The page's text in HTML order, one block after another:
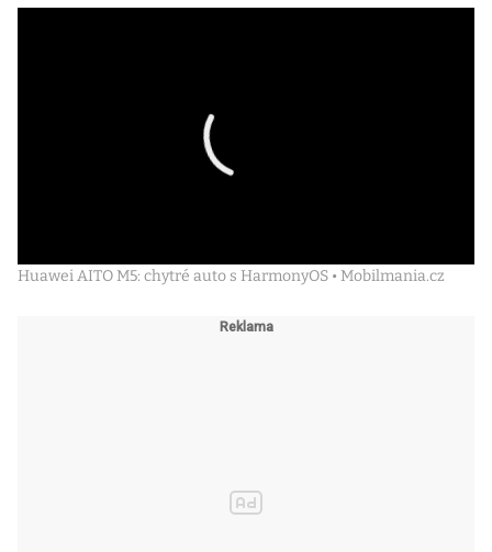
Huawei AITO M5: chytré auto s HarmonyOS • Mobilmania.cz